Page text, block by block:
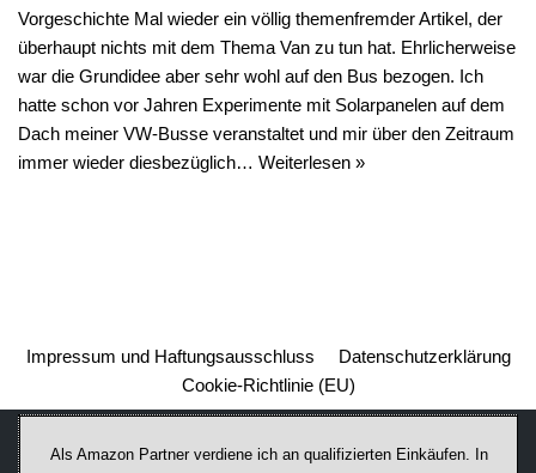
Vorgeschichte Mal wieder ein völlig themenfremder Artikel, der
überhaupt nichts mit dem Thema Van zu tun hat. Ehrlicherweise
war die Grundidee aber sehr wohl auf den Bus bezogen. Ich
hatte schon vor Jahren Experimente mit Solarpanelen auf dem
Dach meiner VW-Busse veranstaltet und mir über den Zeitraum
immer wieder diesbezüglich… Weiterlesen »
Impressum und Haftungsausschluss
Datenschutzerklärung
Cookie-Richtlinie (EU)
Als Amazon Partner verdiene ich an qualifizierten Einkäufen. In